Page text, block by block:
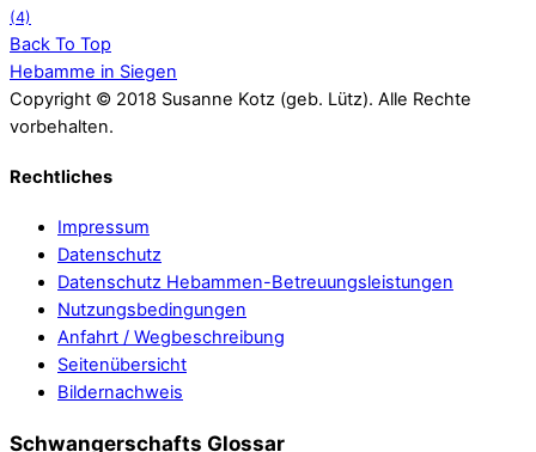
(4)
Back To Top
Hebamme in Siegen
Copyright © 2018 Susanne Kotz (geb. Lütz). Alle Rechte
vorbehalten.
Rechtliches
Impressum
Datenschutz
Datenschutz Hebammen-Betreuungsleistungen
Nutzungsbedingungen
Anfahrt / Wegbeschreibung
Seitenübersicht
Bildernachweis
Schwangerschafts Glossar